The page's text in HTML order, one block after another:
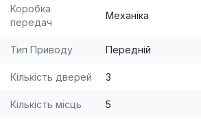
Коробка
передач
Механіка
Тип Приводу Передній
Кількість дверей 3
Кількість місць 5